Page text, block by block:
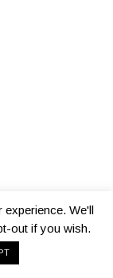
We'll
out if you wish.